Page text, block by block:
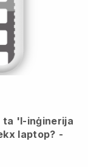
ta 'l-inġinerija
laptop? -